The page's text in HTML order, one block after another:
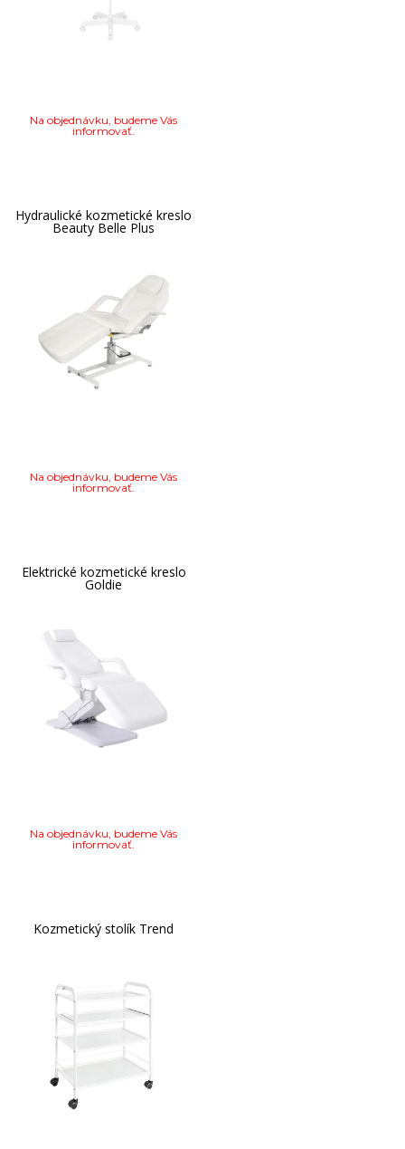
Na objednávku, budeme Vás
informovať.
Hydraulické kozmetické kreslo
Beauty Belle Plus
Na objednávku, budeme Vás
informovať.
Elektrické kozmetické kreslo
Goldie
Na objednávku, budeme Vás
informovať.
Kozmetický stolík Trend